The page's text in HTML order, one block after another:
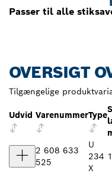
Passer til alle
OVERSIGT
Tilgængelige
Udvid VarenummerType
2 608 633
525
U
234
X